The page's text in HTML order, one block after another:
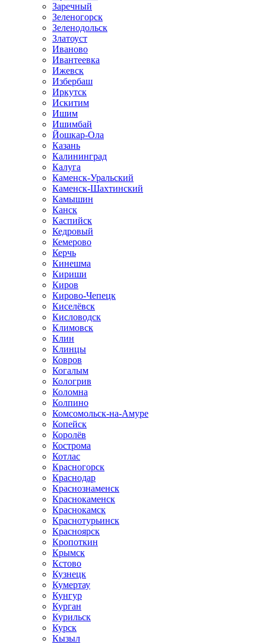
Заречный
Зеленогорск
Зеленодольск
Златоуст
Иваново
Ивантеевка
Ижевск
Избербаш
Иркутск
Искитим
Ишим
Ишимбай
Йошкар-Ола
Казань
Калининград
Калуга
Каменск-Уральский
Каменск-Шахтинский
Камышин
Канск
Каспийск
Кедровый
Кемерово
Керчь
Кинешма
Кириши
Киров
Кирово-Чепецк
Киселёвск
Кисловодск
Климовск
Клин
Клинцы
Ковров
Когалым
Кологрив
Коломна
Колпино
Комсомольск-на-Амуре
Копейск
Королёв
Кострома
Котлас
Красногорск
Краснодар
Краснознаменск
Краснокаменск
Краснокамск
Краснотурьинск
Красноярск
Кропоткин
Крымск
Кстово
Кузнецк
Кумертау
Кунгур
Курган
Курильск
Курск
Кызыл